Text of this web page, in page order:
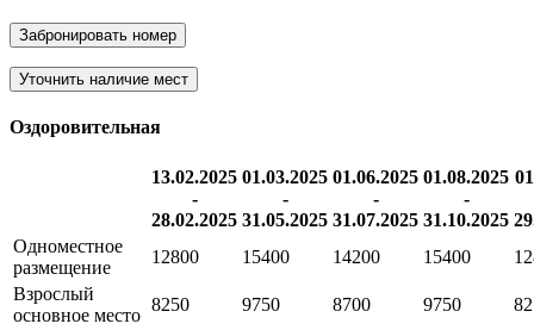
Забронировать номер
Уточнить наличие мест
Оздоровительная
13.02.2025
-
28.02.2025
01.03.2025
-
31.05.2025
01.06.2025
-
31.07.2025
01.08.2025
-
31.10.2025
Одноместное
размещение
12800 15400 14200 15400
Взрослый
основное место
8250 9750 8700 9750